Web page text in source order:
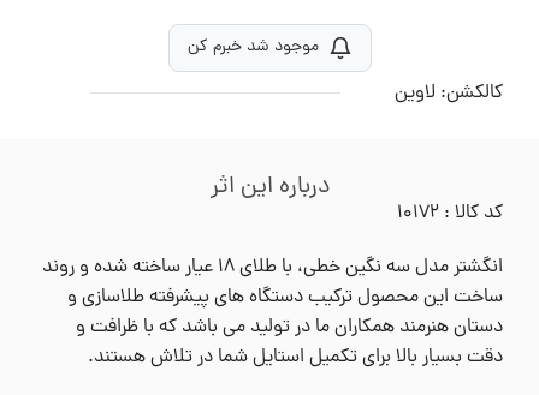
موجود شد خبرم کن
کالکشن: لاوین
درباره این اثر
کد کالا : ۱۰۱۷۲
انگشتر مدل سه نگین خطی، با طلای ۱۸ عیار ساخته شده و روند
ساخت این محصول ترکیب دستگاه های پیشرفته طلاسازی و
دستان هنرمند همکاران ما در تولید می باشد که با ظرافت و
دقت بسیار بالا برای تکمیل استایل شما در تلاش هستند.